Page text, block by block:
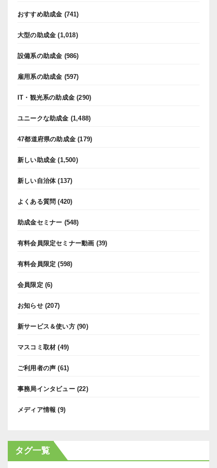
おすすめ助成金 (741)
大型の助成金 (1,018)
設備系の助成金 (986)
雇用系の助成金 (597)
IT・観光系の助成金 (290)
ユニークな助成金 (1,488)
47都道府県の助成金 (179)
新しい助成金 (1,500)
新しい自治体(137)
よくある質問 (420)
助成金セミナー (548)
有料会員限定セミナー動画 (39)
有料会員限定 (598)
会員限定 (6)
お知らせ(207)
新サービス＆使い方(90)
マスコミ取材 (49)
ご利用者の声 (61)
事務局インタビュー(22)
メディア情報 (9)
タグ一覧